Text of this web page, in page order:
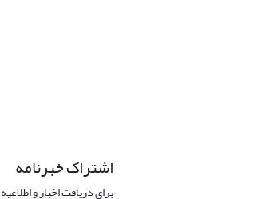
اشتراک خبرنامه
برای دریافت اخبار و